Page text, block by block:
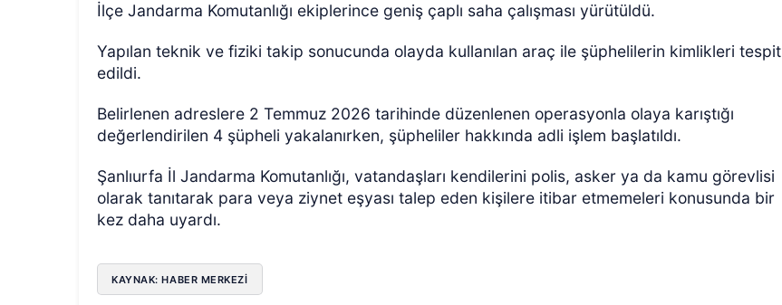
İlçe Jandarma Komutanlığı ekiplerince geniş çaplı saha çalışması yürütüldü.
Yapılan teknik ve fiziki takip sonucunda olayda kullanılan araç ile şüphelilerin kimlikleri tespit
edildi.
Belirlenen adreslere 2 Temmuz 2026 tarihinde düzenlenen operasyonla olaya karıştığı
değerlendirilen 4 şüpheli yakalanırken, şüpheliler hakkında adli işlem başlatıldı.
Şanlıurfa İl Jandarma Komutanlığı, vatandaşları kendilerini polis, asker ya da kamu görevlisi
olarak tanıtarak para veya ziynet eşyası talep eden kişilere itibar etmemeleri konusunda bir
kez daha uyardı.
KAYNAK: HABER MERKEZI